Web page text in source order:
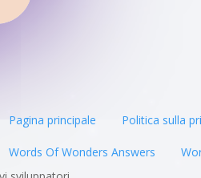
Pagina principale Politica sulla
Words Of Wonders Answers